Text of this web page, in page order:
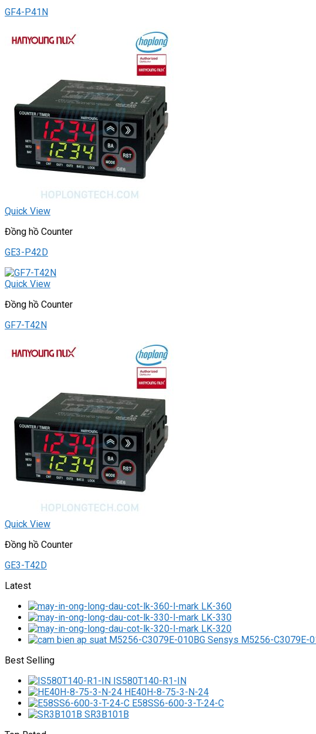
GF4-P41N
Quick View
Đồng hồ Counter
GE3-P42D
Quick View
Đồng hồ Counter
GF7-T42N
Quick View
Đồng hồ Counter
GE3-T42D
Latest
LK-360
LK-330
LK-320
M5256-C3079E-
Best Selling
IS580T140-R1-IN
HE40H-8-75-3-N-24
E58SS6-600-3-T-24-C
SR3B101B